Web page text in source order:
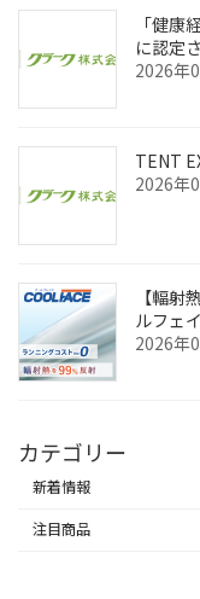
「健康
に認定
2026年
TENT
2026年
【輻射
ルフェ
2026年
カテゴリー
新着情報
注目商品